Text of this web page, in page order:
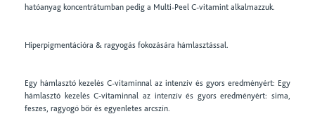
hatóanyag koncentrátumban pedig a Multi-Peel C-vitamint alkalmazzuk.
Hiperpigmentációra & ragyogás fokozására hámlasztással.
Egy hámlasztó kezelés C-vitaminnal az intenzív és gyors eredményért: Egy
hámlasztó kezelés C-vitaminnal az intenzív és gyors eredményért: sima,
feszes, ragyogó bőr és egyenletes arcszín.